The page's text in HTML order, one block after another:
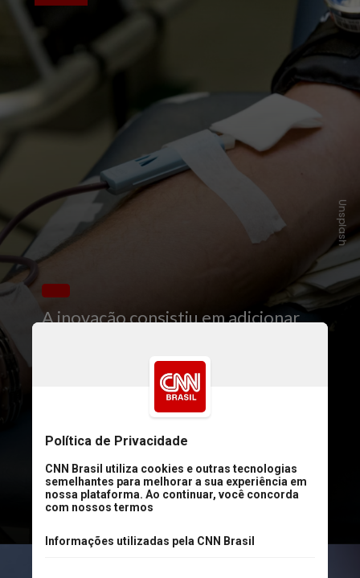
A inovação consistiu em adicionar
células CAR-T, eliminando freios
epigenéticos que limitavam sua
ação contra os tumores
Unsplash